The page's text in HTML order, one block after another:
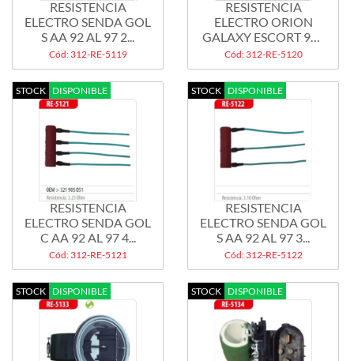
RESISTENCIA
ELECTRO SENDA GOL
S AA 92 AL 97 2...
Cód: 312-RE-5119
RESISTENCIA
ELECTRO ORION
GALAXY ESCORT 95>
2...
Cód: 312-RE-5120
STOCK DISPONIBLE
RESISTENCIA
ELECTRO SENDA GOL
C AA 92 AL 97 4...
Cód: 312-RE-5121
STOCK DISPONIBLE
RESISTENCIA
ELECTRO SENDA GOL
S AA 92 AL 97 3...
Cód: 312-RE-5122
STOCK DISPONIBLE STOCK DISPONIBLE